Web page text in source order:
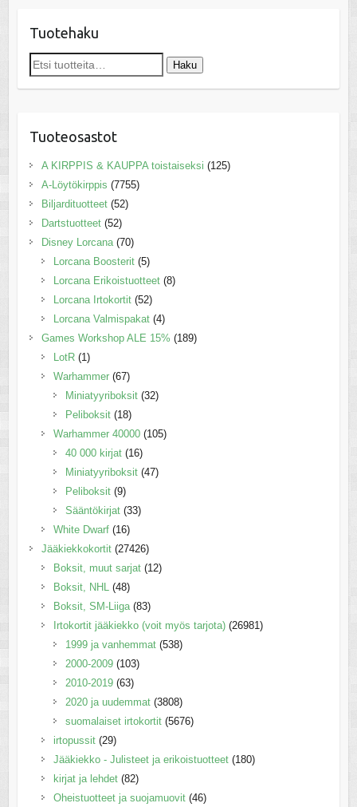
Tuotehaku
Etsi: Haku
Tuoteosastot
A KIRPPIS & KAUPPA toistaiseksi (125)
A-Löytökirppis (7755)
Biljardituotteet (52)
Dartstuotteet (52)
Disney Lorcana (70)
Lorcana Boosterit (5)
Lorcana Erikoistuotteet (8)
Lorcana Irtokortit (52)
Lorcana Valmispakat (4)
Games Workshop ALE 15% (189)
LotR (1)
Warhammer (67)
Miniatyyriboksit (32)
Peliboksit (18)
Warhammer 40000 (105)
40 000 kirjat (16)
Miniatyyriboksit (47)
Peliboksit (9)
Sääntökirjat (33)
White Dwarf (16)
Jääkiekkokortit (27426)
Boksit, muut sarjat (12)
Boksit, NHL (48)
Boksit, SM-Liiga (83)
Irtokortit jääkiekko (voit myös tarjota) (26981)
1999 ja vanhemmat (538)
2000-2009 (103)
2010-2019 (63)
2020 ja uudemmat (3808)
suomalaiset irtokortit (5676)
irtopussit (29)
Jääkiekko - Julisteet ja erikoistuotteet (180)
kirjat ja lehdet (82)
Oheistuotteet ja suojamuovit (46)